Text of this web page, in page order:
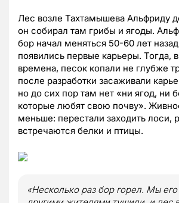
Лес возле Тахтамышева Альфриду
он собирал там грибы и ягоды.
бор начал меняться 50-60 лет
появились первые карьеры. Тогда,
времена, песок копали не глубже
после разработки засаживали
но до сих пор там нет «ни ягод, ни
которые любят свою почву».
меньше: перестали заходить лоси,
встречаются белки и птицы.
«Несколько раз бор горел. Мы